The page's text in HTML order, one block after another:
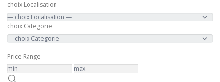
choix Localisation
choix Categorie
Price Range